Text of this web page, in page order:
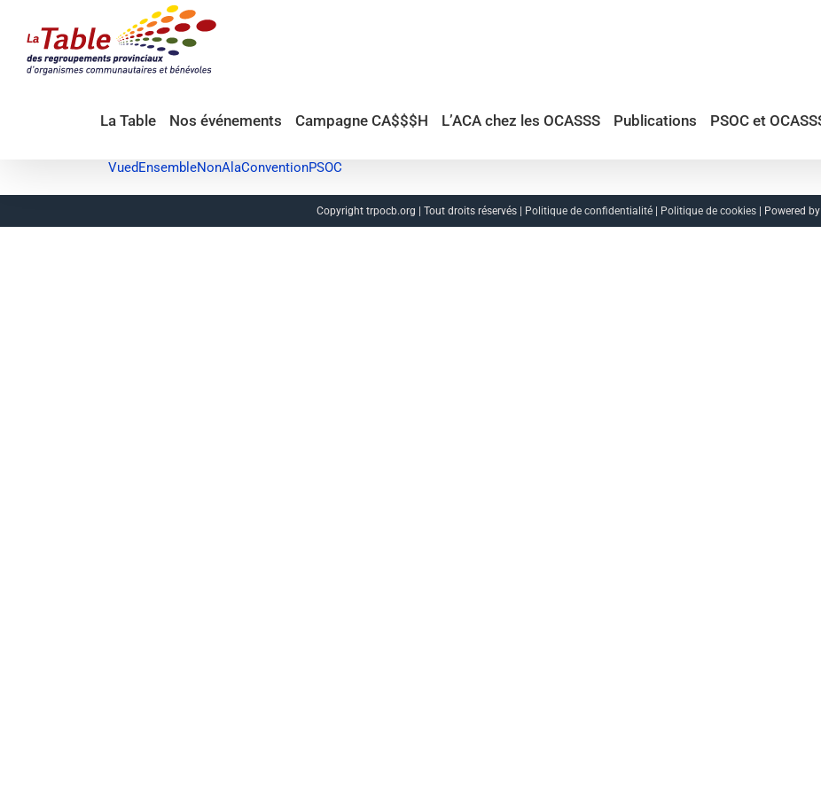
contenu
La Table Nos événements Campagne CA$$$H L’ACA chez les OCASSS Publications PSOC et
VuedEnsembleNonAlaConventionPSOC
Copyright trpocb.org | Tout droits réservés | Politique de confidentialité| Politique de cookies| Powered by